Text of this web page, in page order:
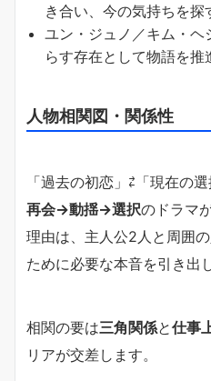
き合い、今の気持ちを探
ユン・ジュノ／キム・
らす存在として物語を推
人物相関図・関係性
「過去の初恋」⇄「現在の
再会→動揺→選択のドラマ
理由は、主人公2人と周囲
ために必要な本音を引き出
相関の要は三角関係と仕事
リアが交差します。